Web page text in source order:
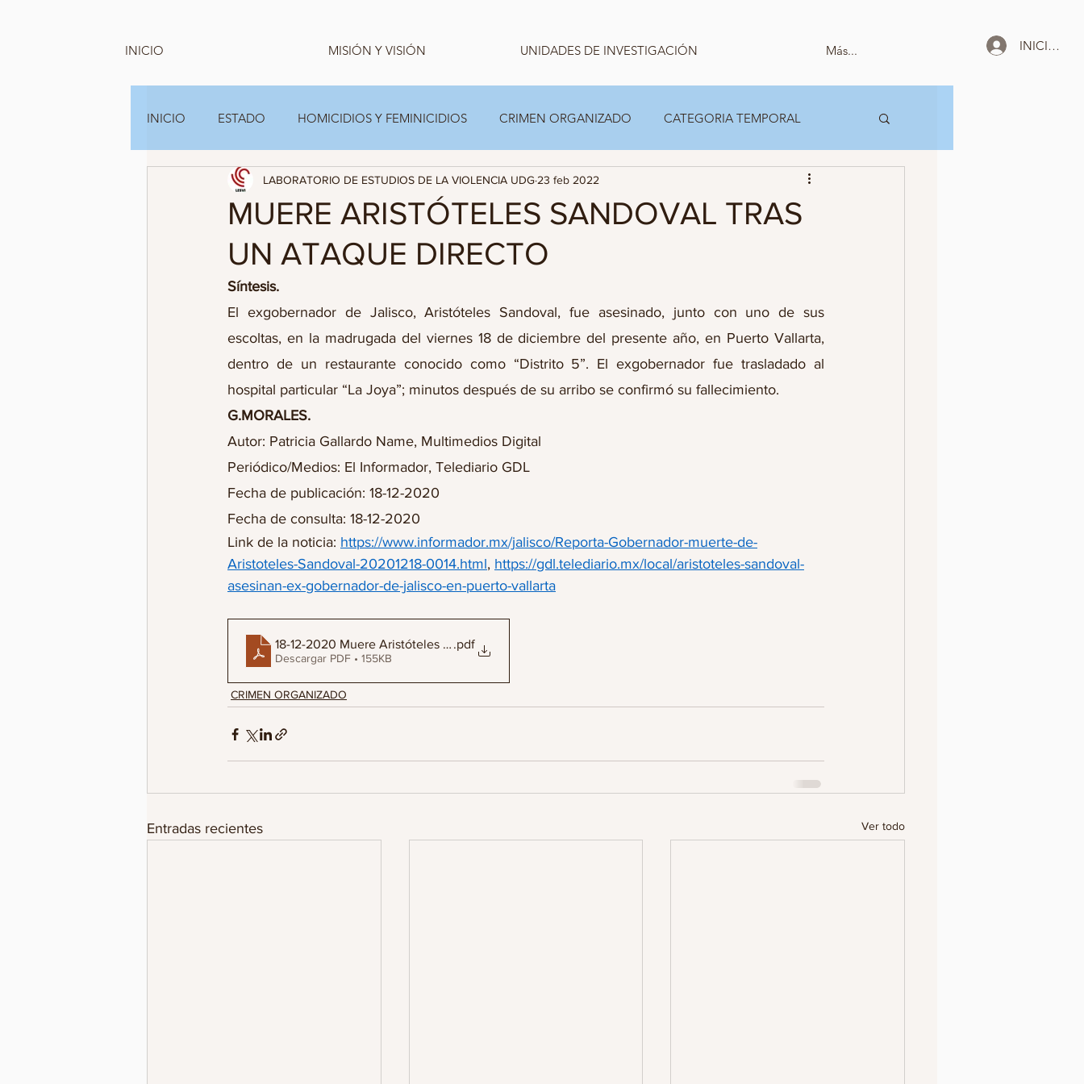
INICIO MISIÓN Y VISIÓN UNIDADES DE INVESTIGACIÓN Más... INICIAR
INICIO ESTADO HOMICIDIOS Y FEMINICIDIOS CRIMEN ORGANIZADO CATEGORIA TEMPORAL
GRUPOS FAMILIARES Y A.C CARPETA TEMPORAL FAMILIAS ESTADISTICA
MUERE ARISTÓTELES SANDOVAL TRAS
UN ATAQUE DIRECTO
LABORATORIO DE ESTUDIOS DE LA VIOLENCIA UDG 23 feb 2022
Síntesis.
El exgobernador de Jalisco, Aristóteles Sandoval, fue asesinado, junto con uno de sus
escoltas, en la madrugada del viernes 18 de diciembre del presente año, en Puerto Vallarta,
dentro de un restaurante conocido como “Distrito 5”. El exgobernador fue trasladado al
hospital particular “La Joya”; minutos después de su arribo se confirmó su fallecimiento.
G.MORALES.
Autor: Patricia Gallardo Name, Multimedios Digital
Periódico/Medios: El Informador, Telediario GDL
Fecha de publicación: 18-12-2020
Fecha de consulta: 18-12-2020
Link de la noticia: https://www.informador.mx/jalisco/Reporta-Gobernador-muerte-de-
Aristoteles-Sandoval-20201218-0014.html, https://gdl.telediario.mx/local/aristoteles-sandoval-
asesinan-ex-gobernador-de-jalisco-en-puerto-vallarta
18-12-2020 Muere Aristóteles Sandoval tras un ataque directo
.pdf
Descargar PDF • 155KB
CRIMEN ORGANIZADO
Entradas recientes Ver todo